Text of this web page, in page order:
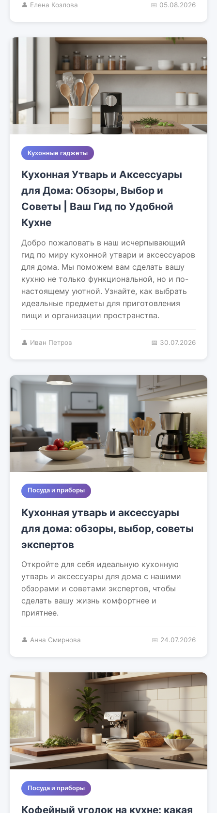
👤 Елена Козлова 📅 05.08.2026
Кухонные гаджеты
Кухонная Утварь и Аксессуары
для Дома: Обзоры, Выбор и
Советы | Ваш Гид по Удобной
Кухне
Добро пожаловать в наш исчерпывающий
гид по миру кухонной утвари и аксессуаров
для дома. Мы поможем вам сделать вашу
кухню не только функциональной, но и по-
настоящему уютной. Узнайте, как выбрать
идеальные предметы для приготовления
пищи и организации пространства.
👤 Иван Петров 📅 30.07.2026
Посуда и приборы
Кухонная утварь и аксессуары
для дома: обзоры, выбор, советы
экспертов
Откройте для себя идеальную кухонную
утварь и аксессуары для дома с нашими
обзорами и советами экспертов, чтобы
сделать вашу жизнь комфортнее и
приятнее.
👤 Анна Смирнова 📅 24.07.2026
Посуда и приборы
Кофейный уголок на кухне: какая